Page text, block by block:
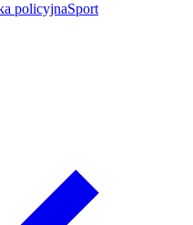
policyjnaSport